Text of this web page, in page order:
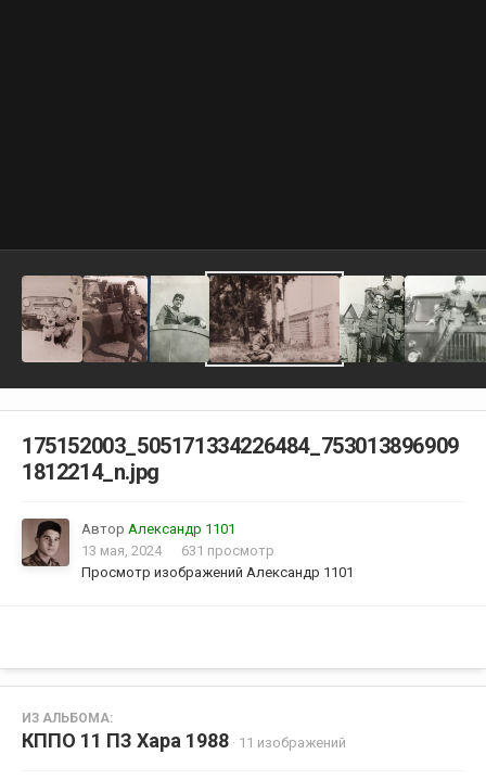
175152003_505171334226484_753013896909
1812214_n.jpg
Автор Александр 1101
13 мая, 2024
631 просмотр
Просмотр изображений Александр 1101
ИЗ АЛЬБОМА:
КППО 11 ПЗ Хара 1988 · 11 изображений